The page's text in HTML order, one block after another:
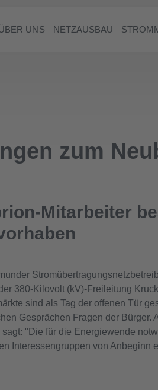
UNS NETZAUSBAU
zum
Mitarbeiter
380-Kilovolt (kV)-Freileitung
sind als Tag der offenen Tür
Gesprächen Fragen der Bürger.
sagt: "Die für die Energiewende
Interessengruppen von Anbeginn